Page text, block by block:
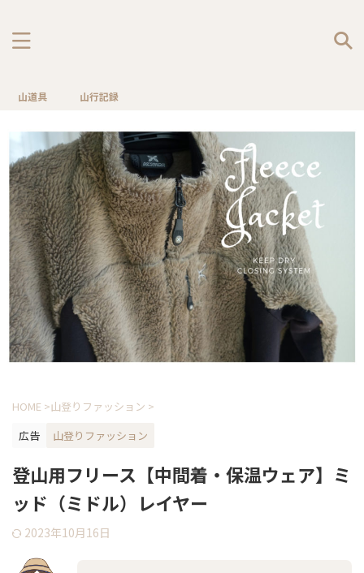
山道具 山行記録
HOME >山登りファッション >
広告
山登りファッション
登山用フリース【中間着・保温ウェア】ミ
ッド（ミドル）レイヤー
2023年10月16日